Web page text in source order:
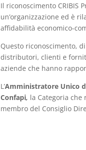
Il riconoscimento CRIBIS
un’organizzazione ed è
affidabilità economico-
Questo riconoscimento,
distributori, clienti e
aziende che hanno
L’Amministratore Unico
Confapi, la Categoria
membro del Consiglio